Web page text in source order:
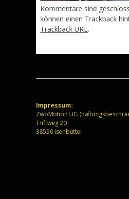
Kommentare sind
können einen Trackback
Trackback URL .
Impressum:
ZwoMotion UG
Triftweg 20
38550 Isenbüttel